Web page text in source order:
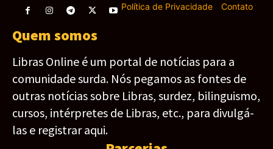
Política de Privacidade- Contato
Quem somos
Libras Online é um portal de notícias para a
comunidade surda. Nós pegamos as fontes de
outras notícias sobre Libras, surdez, bilinguismo,
cursos, intérpretes de Libras, etc., para divulgá-
las e registrar aqui.